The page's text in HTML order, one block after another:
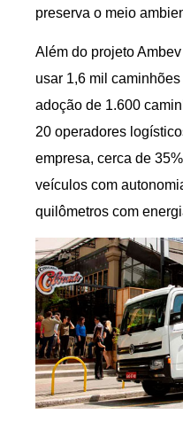
preserva o meio
Além do projeto
usar 1,6 mil
adoção de 1.600
20 operadores
empresa, cerca de
veículos com
quilômetros com